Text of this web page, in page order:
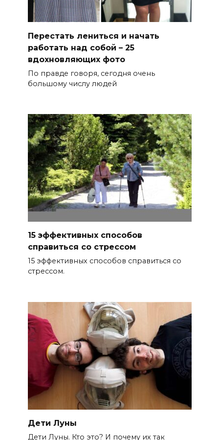
Перестать лениться и начать
работать над собой – 25
вдохновляющих фото
По правде говоря, сегодня очень
большому числу людей
15 эффективных способов
справиться со стрессом
15 эффективных способов справиться со
стрессом.
Дети Луны
Дети Луны. Кто это? И почему их так